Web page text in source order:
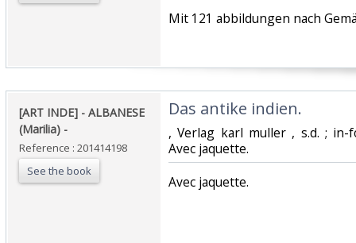
‎Mit 121 abbildungen nach
‎[ART INDE] - ALBANESE
(Marilia) - ‎
Reference : 201414198
See the book
‎Das antike indien. ‎
‎, Verlag karl muller , s.d. ; in-
Avec jaquette.‎
‎Avec jaquette.‎